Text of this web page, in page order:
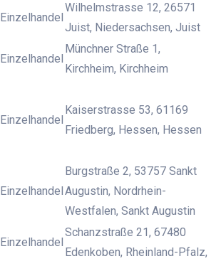
Einzelhandel
Wilhelmstrasse 12, 26571
Juist, Niedersachsen, Juist
Einzelhandel
Münchner Straße 1,
Kirchheim, Kirchheim
Einzelhandel
Kaiserstrasse 53, 61169
Friedberg, Hessen, Hessen
Einzelhandel
Burgstraße 2, 53757 Sankt
Augustin, Nordrhein-
Westfalen, Sankt Augustin
Einzelhandel
Schanzstraße 21, 67480
Edenkoben, Rheinland-Pfalz,